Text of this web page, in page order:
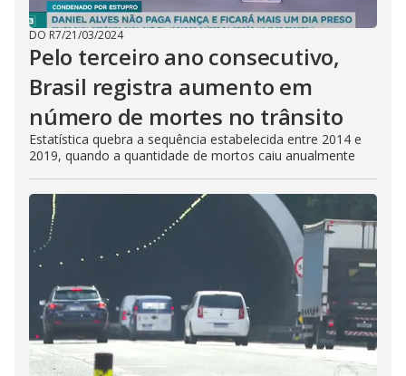
DO R7/21/03/2024
Pelo terceiro ano consecutivo,
Brasil registra aumento em
número de mortes no trânsito
Estatística quebra a sequência estabelecida entre 2014 e
2019, quando a quantidade de mortos caiu anualmente